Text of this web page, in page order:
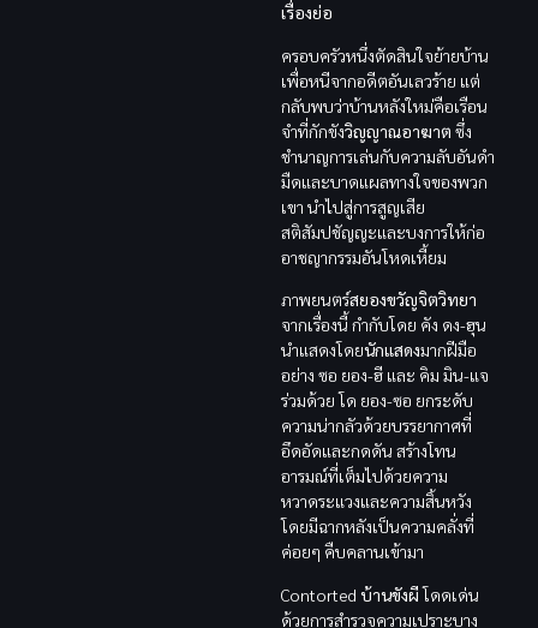
เรื่องย่อ
ครอบครัวหนึ่งตัดสินใจย้ายบ้าน
เพื่อหนีจากอดีตอันเลวร้าย แต่
กลับพบว่าบ้านหลังใหม่คือเรือน
จำที่กักขังวิญญาณอาฆาต ซึ่ง
ชำนาญการเล่นกับความลับอันดำ
มืดและบาดแผลทางใจของพวก
เขา นำไปสู่การสูญเสีย
สติสัมปชัญญะและบงการให้ก่อ
อาชญากรรมอันโหดเหี้ยม
ภาพยนตร์สยองขวัญจิตวิทยา
จากเรื่องนี้ กำกับโดย คัง ดง-ฮุน
นำแสดงโดยนักแสดงมากฝีมือ
อย่าง ซอ ยอง-ฮี และ คิม มิน-แจ
ร่วมด้วย โด ยอง-ซอ ยกระดับ
ความน่ากลัวด้วยบรรยากาศที่
อึดอัดและกดดัน สร้างโทน
อารมณ์ที่เต็มไปด้วยความ
หวาดระแวงและความสิ้นหวัง
โดยมีฉากหลังเป็นความคลั่งที่
ค่อยๆ คืบคลานเข้ามา
Contorted บ้านขังผีโดดเด่น
ด้วยการสำรวจความเปราะบาง